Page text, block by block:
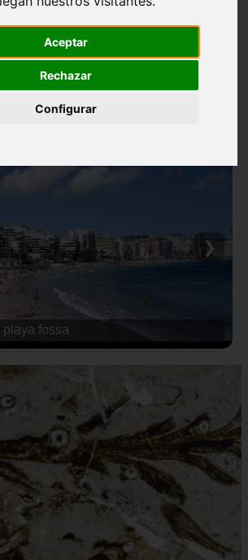
Aceptar
Rechazar
Configurar
Patagonia
en particular y sobre turismo en general
fossa
❯